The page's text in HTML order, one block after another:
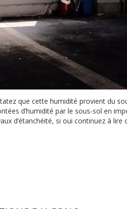
que cette humidité provient du
d’humidité par le sous-sol en
d’étanchéité, si oui continuez à lire